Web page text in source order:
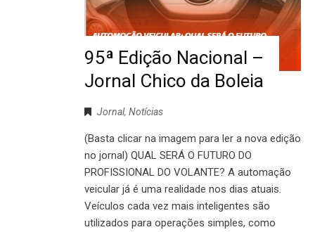
95ª Edição Nacional –
Jornal Chico da Boleia
Jornal, Notícias
(Basta clicar na imagem para ler a nova edição
no jornal) QUAL SERÁ O FUTURO DO
PROFISSIONAL DO VOLANTE? A automação
veicular já é uma realidade nos dias atuais.
Veículos cada vez mais inteligentes são
utilizados para operações simples, como